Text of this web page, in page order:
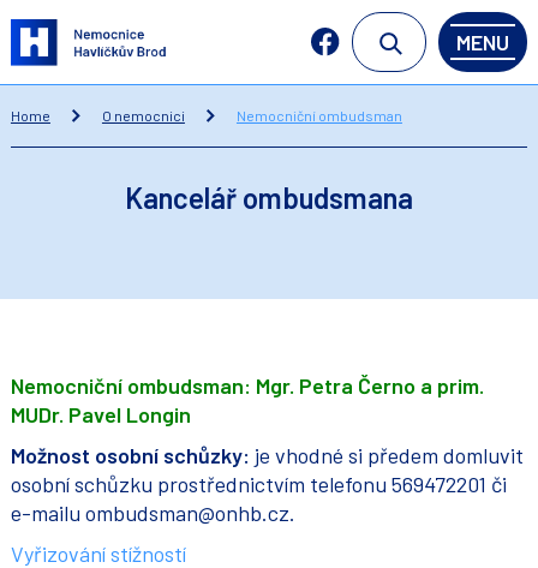
MENU
Home O nemocnici Nemocniční ombudsman
Kancelář ombudsmana
Nemocniční ombudsman: Mgr. Petra Černo a prim.
MUDr. Pavel Longin
Možnost osobní schůzky: je vhodné si předem domluvit
osobní schůzku prostřednictvím telefonu 569472201 či
e-mailu ombudsman@onhb.cz.
Vyřizování stížností